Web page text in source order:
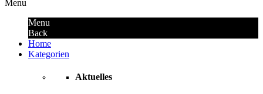
Menu
Menu
Back
Home
Kategorien
Aktuelles